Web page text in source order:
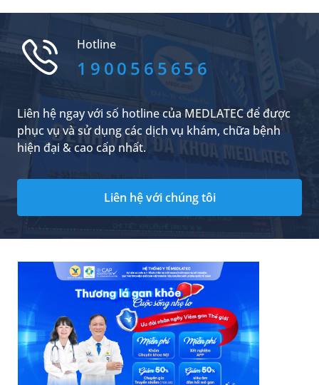
thể chất và tinh thần. Vậy chất xám là gì? Làm
Hotline
1900565656
Liên hệ ngay với số hotline của MEDLATEC để được
phục vụ và sử dụng các dịch vụ khám, chữa bệnh
hiện đại & cao cấp nhất.
Liên hệ với chúng tôi